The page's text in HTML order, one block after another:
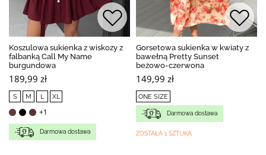
Koszulowa sukienka z wiskozy z
falbanką Call My Name
burgundowa
189,99 zł
S M L XL
+1
Darmowa dostawa
Gorsetowa sukienka w kwiaty z
bawełną Pretty Sunset
beżowo-czerwona
149,99 zł
ONE SIZE
Darmowa dostawa
ZOSTAŁA 1 SZTUKA